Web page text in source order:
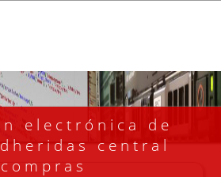
electrónica de
central
compras